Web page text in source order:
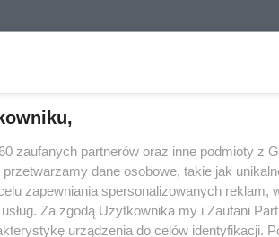
zaufanych partnerów oraz inne podmioty z
dane osobowe, takie jak
zapewniania spersonalizowanych
Za zgodą Użytkownika my i Zaufani
urządzenia do celów identyfikacji.